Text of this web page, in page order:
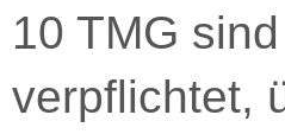
10 TMG
verpflichtet,